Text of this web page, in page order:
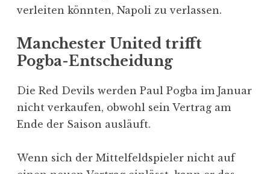
verleiten könnten, Napoli zu verlassen.
Manchester United trifft
Pogba-Entscheidung
Die Red Devils werden Paul Pogba im Januar
nicht verkaufen, obwohl sein Vertrag am
Ende der Saison ausläuft.
Wenn sich der Mittelfeldspieler nicht auf